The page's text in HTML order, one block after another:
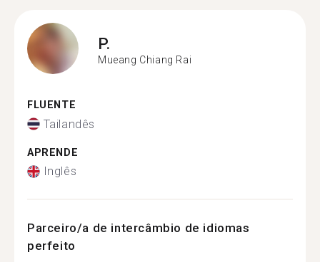
P.
Mueang Chiang Rai
FLUENTE
Tailandês
APRENDE
Inglês
Parceiro/a de intercâmbio de idiomas
perfeito